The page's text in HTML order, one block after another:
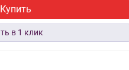
Купить